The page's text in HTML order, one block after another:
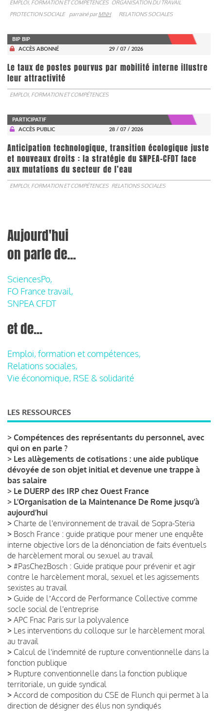
EMPLOI, FORMATION ET COMPÉTENCES ORGANISATION DU TRAVAIL
PROTECTION SOCIALE
parrainé parMNH RELATIONS SOCIALES
BIP BIP
ACCÈS ABONNÉ
29 / 07 / 2026
Le taux de postes pourvus par mobilité interne illustre
leur attractivité
EMPLOI, FORMATION ET COMPÉTENCES
PARTICIPATIF
ACCÈS PUBLIC
28 / 07 / 2026
Anticipation technologique, transition écologique juste
et nouveaux droits : la stratégie du SNPEA-CFDT face
aux mutations du secteur de l’eau
EMPLOI, FORMATION ET COMPÉTENCES RELATIONS SOCIALES
Aujourd'hui
on parle de...
SciencesPo,
FO France travail,
SNPEA CFDT
et de...
Emploi, formation et compétences,
Relations sociales,
Vie économique, RSE & solidarité
LES RESSOURCES
> Compétences des représentants du personnel, avec
qui on en parle ?
> Les allègements de cotisations : une aide publique
dévoyée de son objet initial et devenue une trappe à
bas salaire
> Le DUERP des IRP chez Ouest France
> L’Organisation de la Maintenance De Rome jusqu’à
aujourd’hui
> Charte de l'environnement de travail de Sopra-Steria
> Bosch France : guide pratique pour mener une enquête
interne objective lors de la dénonciation de faits éventuels
de harcèlement moral ou sexuel au travail
> #PasChezBosch : Guide pratique pour prévenir et agir
contre le harcèlement moral, sexuel et les agissements
sexistes au travail
> Guide de lʼAccord de Performance Collective comme
socle social de l'entreprise
> APC Fnac Paris sur la polyvalence
> Les interventions du colloque sur le harcèlement moral
au travail
> Calcul de l'indemnité de rupture conventionnelle dans la
fonction publique
> Rupture conventionnelle dans la fonction publique
territoriale, un guide syndical
> Accord de composition du CSE de Flunch qui permet à la
direction de désigner des élus non syndiqués